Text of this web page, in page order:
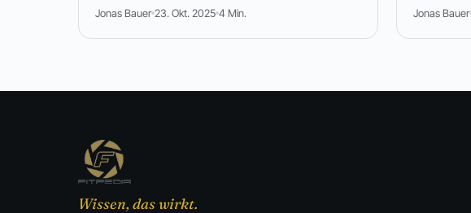
Jonas Bauer 23. Okt. 2025 4 Min. Jonas Bauer
Wissen, das wirkt.